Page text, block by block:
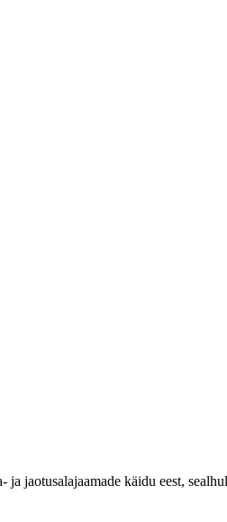
jaotusalajaamade käidu eest,